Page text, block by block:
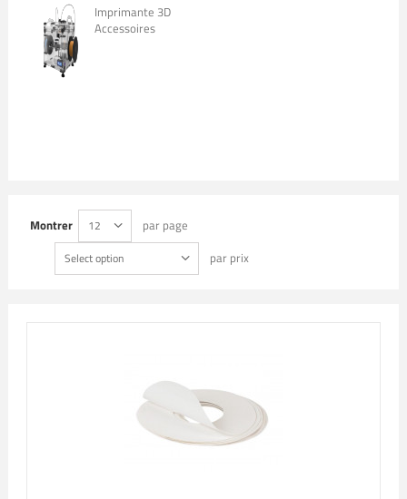
Imprimante 3D
Accessoires
Montrer 12 par page
Select option par prix